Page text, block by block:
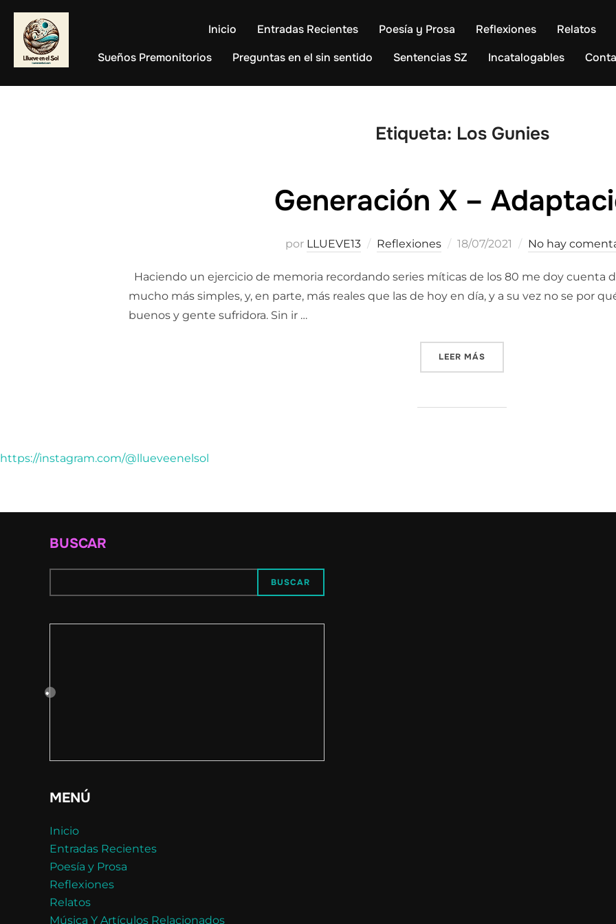
contenido
Inicio Entradas Recientes Poesía y Prosa Reflexiones Relatos
Sueños Premonitorios
Preguntas en el sin sentido Sentencias SZ Incatalogables
Etiqueta: Los Gunies
Generación X –
por LLUEVE13 Reflexiones
Publicado
18/07/2021 No hay
Haciendo un ejercicio de memoria recordando series míticas de los 80 me doy cuenta
mucho más simples, y, en parte, más reales que las de hoy en día, y a su vez no se por
buenos y gente sufridora. Sin ir …
LEER MÁS
https://instagram.com/@llueveenelsol
BUSCAR
BUSCAR
MENÚ
Inicio
Entradas Recientes
Poesía y Prosa
Reflexiones
Relatos
Música Y Artículos Relacionados